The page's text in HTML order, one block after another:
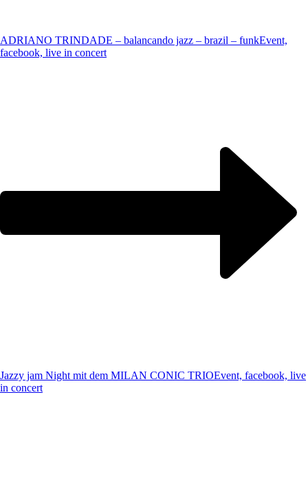
ADRIANO TRINDADE – balancando jazz – brazil – funkEvent,
facebook, live in concert
Jazzy jam Night mit dem MILAN CONIC TRIOEvent, facebook, live
in concert